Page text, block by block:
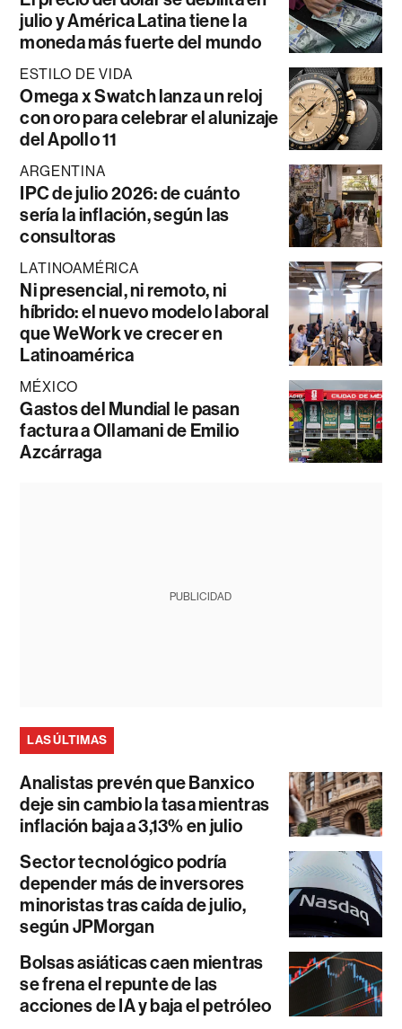
julio y América Latina tiene la
moneda más fuerte del mundo
ESTILO DE VIDA
Omega x Swatch lanza un reloj
con oro para celebrar el alunizaje
del Apollo 11
ARGENTINA
IPC de julio 2026: de cuánto
sería la inflación, según las
consultoras
LATINOAMÉRICA
Ni presencial, ni remoto, ni
híbrido: el nuevo modelo laboral
que WeWork ve crecer en
Latinoamérica
MÉXICO
Gastos del Mundial le pasan
factura a Ollamani de Emilio
Azcárraga
PUBLICIDAD
LAS ÚLTIMAS
Analistas prevén que Banxico
deje sin cambio la tasa mientras
inflación baja a 3,13% en julio
Sector tecnológico podría
depender más de inversores
minoristas tras caída de julio,
según JPMorgan
Bolsas asiáticas caen mientras
se frena el repunte de las
acciones de IA y baja el petróleo